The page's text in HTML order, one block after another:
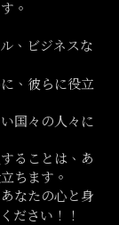
。
、ビジネスな
、彼らに役立
国々の人々に
ることは、あ
ちます。
なたの心と身
ださい！！